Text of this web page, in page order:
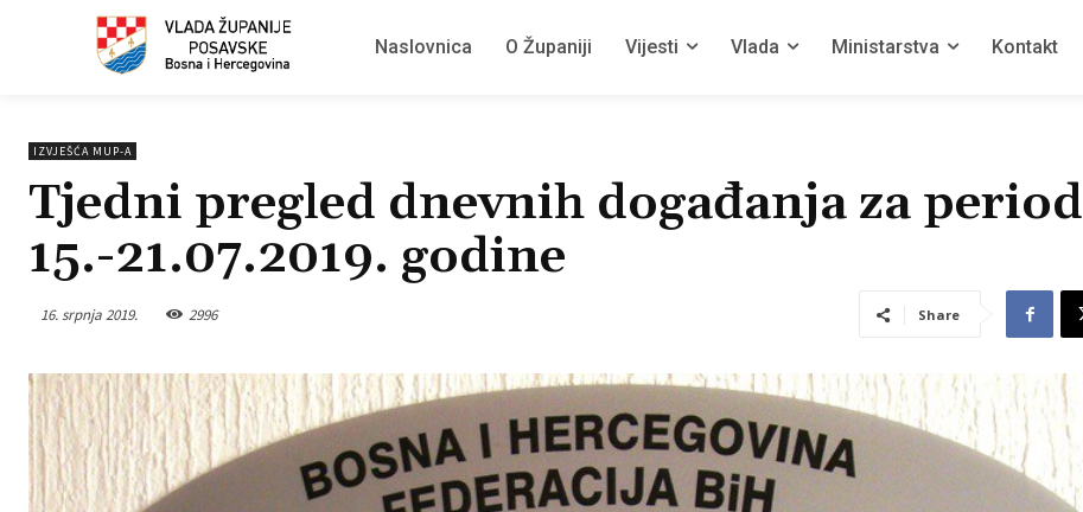
Naslovnica O Županiji Vijesti Vlada Ministarstva Kontakt
IZVJEŠĆA MUP-A
Tjedni pregled dnevnih događanja za period
15.-21.07.2019. godine
16. srpnja 2019. 2996 Share